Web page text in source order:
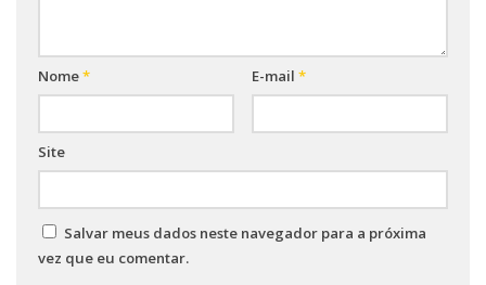
Nome* E-mail *
Site
Salvar meus dados neste navegador para a próxima
vez que eu comentar.